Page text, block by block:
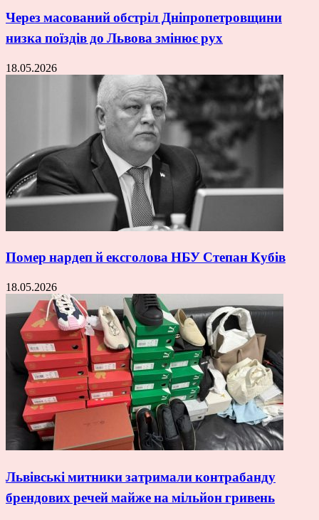
Через масований обстріл Дніпропетровщини
низка поїздів до Львова змінює рух
18.05.2026
Помер нардеп й ексголова НБУ Степан Кубів
18.05.2026
Львівські митники затримали контрабанду
брендових речей майже на мільйон гривень